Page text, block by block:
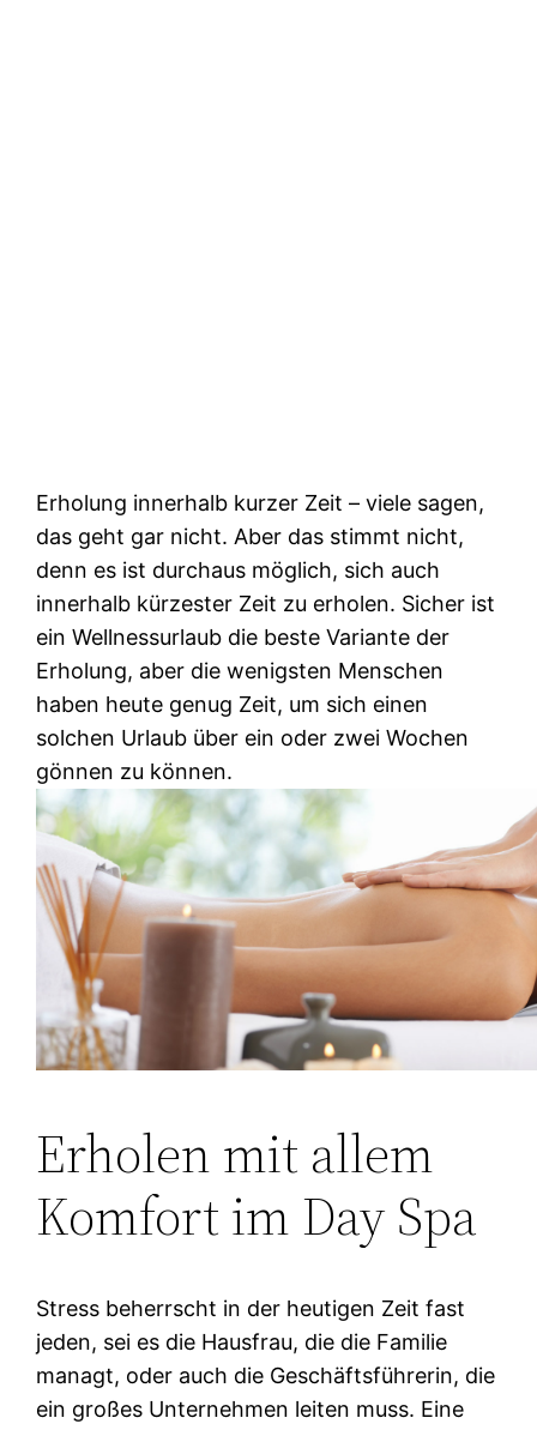
Erholung innerhalb kurzer Zeit – viele sagen,
das geht gar nicht. Aber das stimmt nicht,
denn es ist durchaus möglich, sich auch
innerhalb kürzester Zeit zu erholen. Sicher ist
ein Wellnessurlaub die beste Variante der
Erholung, aber die wenigsten Menschen
haben heute genug Zeit, um sich einen
solchen Urlaub über ein oder zwei Wochen
gönnen zu können.
Erholen mit allem
Komfort im Day Spa
Stress beherrscht in der heutigen Zeit fast
jeden, sei es die Hausfrau, die die Familie
managt, oder auch die Geschäftsführerin, die
ein großes Unternehmen leiten muss. Eine